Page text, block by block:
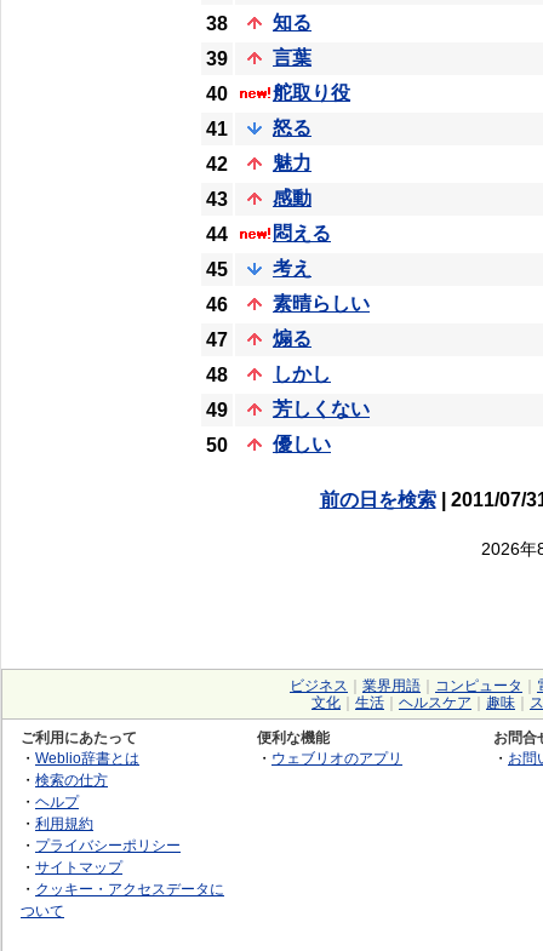
38
知る
39
言葉
40
舵取り役
41
怒る
42
魅力
43
感動
44
悶える
45
考え
46
素晴らしい
47
煽る
48
しかし
49
芳しくない
50
優しい
前の日を検索| 2011/07/
2026年
ビジネス 業界用語 コンピュータ
文化
生活 ヘルスケア 趣味
ご利用にあたって
・ Weblio辞書とは
・ 検索の仕方
・ ヘルプ
・ 利用規約
・ プライバシーポリシー
・ サイトマップ
・ クッキー・アクセスデータに
ついて
便利な機能
・ ウェブリオのアプリ
お問合
・ お問